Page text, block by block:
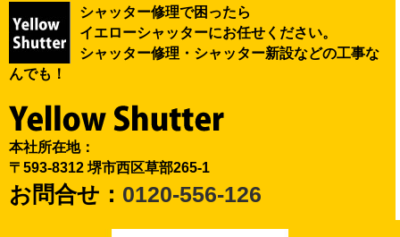
シャッター修理で困ったら
イエローシャッターにお任せください。
シャッター修理・シャッター新設などの工事な
んでも！
本社所在地：
〒593-8312 堺市西区草部265-1
お問合せ： 0120-556-126